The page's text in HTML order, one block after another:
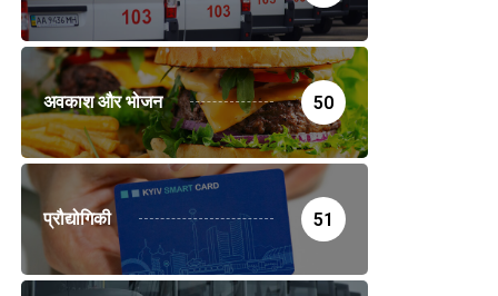
अवकाश और भोजन 50
प्रौद्योगिकी 51